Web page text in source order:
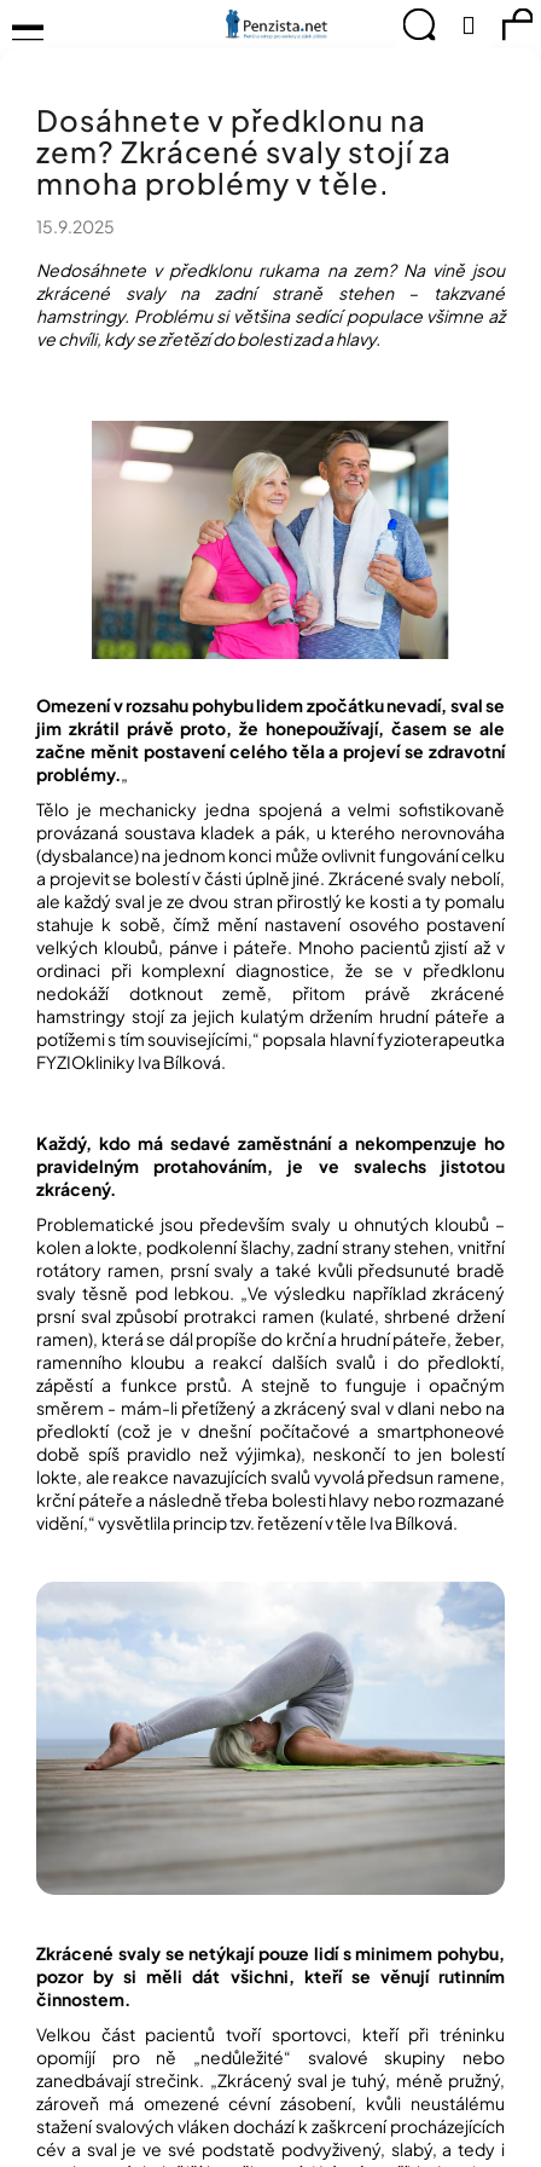
na
TIPY
PRO
PEVNÉ
ZDRAVÍ
PRO
RADOST
OBJEVUJTE
CHYTRÝ
PRŮVODCE
POZNEJTE
ZAŽIJTE,
DĚJE
VAŠE
SLOVA,
NAŠE
INSPIRACE
ZÁBAVA,
KTERÁ
POSÍLÍ
PAMĚŤ
KONCENTRACI
BAZAR
REPASOVANÉ
POMŮCKY
Přihlášení
Hledat
Menu
Dosáhnete v předklonu na
zem? Zkrácené svaly stojí za
mnoha problémy v těle.
15.9.2025
Nedosáhnete v předklonu rukama na zem? Na vině jsou
zkrácené svaly na zadní straně stehen – takzvané
hamstringy. Problému si většina sedící populace všimne až
ve chvíli, kdy se zřetězí do bolesti zad a hlavy.
Omezení v rozsahu pohybu lidem zpočátku nevadí, sval se
jim zkrátil právě proto, že honepoužívají, časem se ale
začne měnit postavení celého těla a projeví se zdravotní
problémy.„
Tělo je mechanicky jedna spojená a velmi sofistikovaně
provázaná soustava kladek a pák, u kterého nerovnováha
(dysbalance) na jednom konci může ovlivnit fungování celku
a projevit se bolestí v části úplně jiné. Zkrácené svaly nebolí,
ale každý sval je ze dvou stran přirostlý ke kosti a ty pomalu
stahuje k sobě, čímž mění nastavení osového postavení
velkých kloubů, pánve i páteře. Mnoho pacientů zjistí až v
ordinaci při komplexní diagnostice, že se v předklonu
nedokáží dotknout země, přitom právě zkrácené
hamstringy stojí za jejich kulatým držením hrudní páteře a
potížemi s tím souvisejícími,“ popsala hlavní fyzioterapeutka
FYZIOkliniky Iva Bílková.
Každý, kdo má sedavé zaměstnání a nekompenzuje ho
pravidelným protahováním, je ve svalechs jistotou
zkrácený.
Problematické jsou především svaly u ohnutých kloubů –
kolen a lokte, podkolenní šlachy, zadní strany stehen, vnitřní
rotátory ramen, prsní svaly a také kvůli předsunuté bradě
svaly těsně pod lebkou. „Ve výsledku například zkrácený
prsní sval způsobí protrakci ramen (kulaté, shrbené držení
ramen), která se dál propíše do krční a hrudní páteře, žeber,
ramenního kloubu a reakcí dalších svalů i do předloktí,
zápěstí a funkce prstů. A stejně to funguje i opačným
směrem - mám-li přetížený a zkrácený sval v dlani nebo na
předloktí (což je v dnešní počítačové a smartphoneové
době spíš pravidlo než výjimka), neskončí to jen bolestí
lokte, ale reakce navazujících svalů vyvolá předsun ramene,
krční páteře a následně třeba bolesti hlavy nebo rozmazané
vidění,“ vysvětlila princip tzv. řetězení v těle Iva Bílková.
Zkrácené svaly se netýkají pouze lidí s minimem pohybu,
pozor by si měli dát všichni, kteří se věnují rutinním
činnostem.
Velkou část pacientů tvoří sportovci, kteří při tréninku
opomíjí pro ně „nedůležité“ svalové skupiny nebo
zanedbávají strečink. „Zkrácený sval je tuhý, méně pružný,
zároveň má omezené cévní zásobení, kvůli neustálému
stažení svalových vláken dochází k zaškrcení procházejících
cév a sval je ve své podstatě podvyživený, slabý, a tedy i
o
C
o
p
e
b
u
HLEDAT
D
o
p
o
u
č
e
m
e